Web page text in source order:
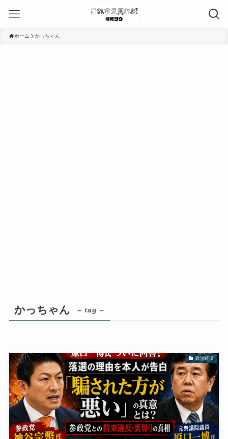
ホーム かっちゃん
かっちゃん – tag –
政治経済